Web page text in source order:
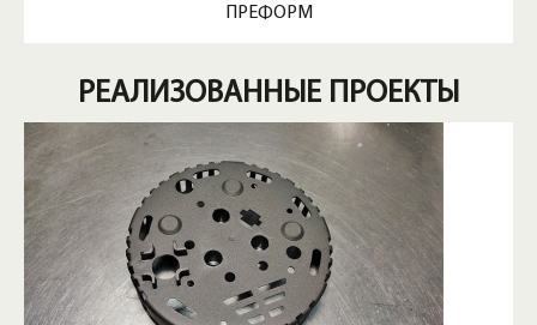
ПРЕФОРМ
РЕАЛИЗОВАННЫЕ ПРОЕКТЫ